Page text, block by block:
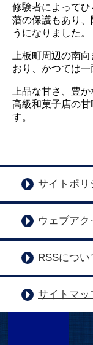
修験者によって
藩の保護もあり
うになりました。
上板町周辺の南
おり、かつては一
上品な甘さ、豊
高級和菓子店の
す。
サイトポリ
ウェブア
RSSについ
サイトマッ